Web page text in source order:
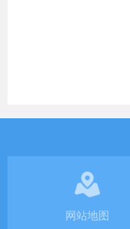
网站地图